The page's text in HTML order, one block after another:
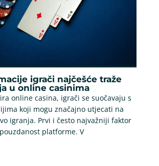
igrači najčešće traže
u online casinima
online casina, igrači se suočavaju s
koji mogu značajno utjecati na
igranja. Prvi i često najvažniji faktor
platforme. V